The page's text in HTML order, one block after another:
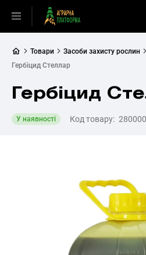
Товари Засоби захисту рослин
Гербіцид Стеллар
Гербіцид
У наявності Код товару: